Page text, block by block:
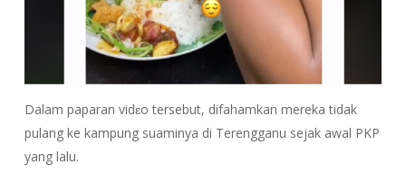
Dalam paparan vidɛo tersebut, difahamkan mereka tidak
pulang ke kampung suaminya di Terengganu sejak awal PKP
yang lalu.